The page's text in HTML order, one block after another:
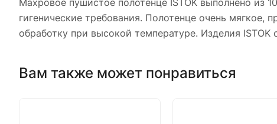
Махровое пушистое полотенце ISTOK выполнено из
гигенические требования. Полотенце очень
обработку при высокой температуре. Изделия
Вам также может понравиться